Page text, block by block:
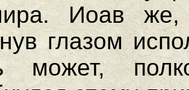
Иоав же,
глазом
может,